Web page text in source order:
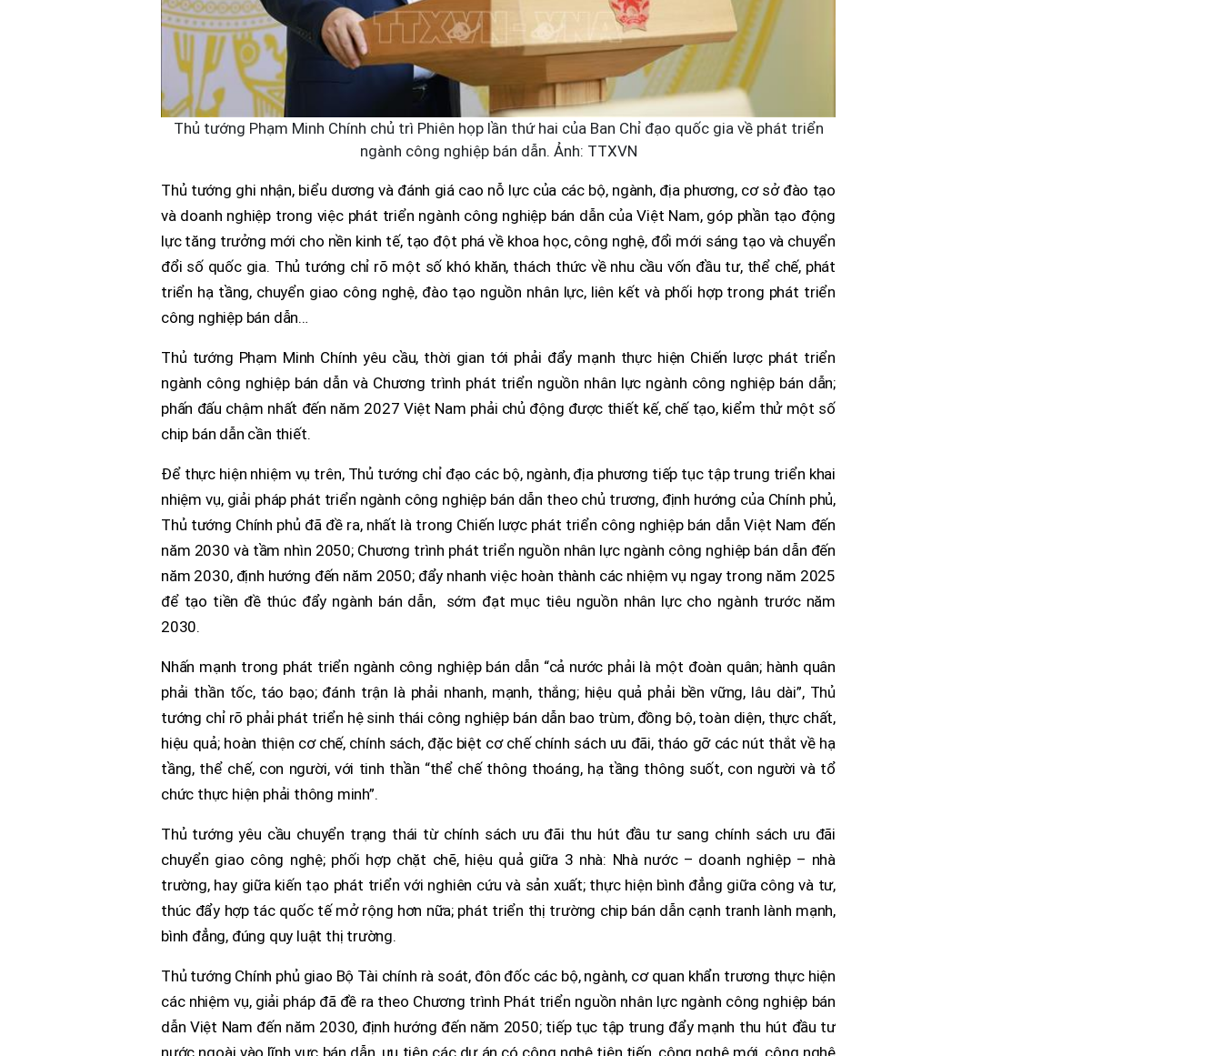
Thủ tướng Phạm Minh Chính chủ trì Phiên họp lần thứ hai của Ban Chỉ đạo quốc gia về phát triển
ngành công nghiệp bán dẫn. Ảnh: TTXVN
Thủ tướng ghi nhận, biểu dương và đánh giá cao nỗ lực của các bộ, ngành, địa phương, cơ sở đào tạo
và doanh nghiệp trong việc phát triển ngành công nghiệp bán dẫn của Việt Nam, góp phần tạo động
lực tăng trưởng mới cho nền kinh tế, tạo đột phá về khoa học, công nghệ, đổi mới sáng tạo và chuyển
đổi số quốc gia. Thủ tướng chỉ rõ một số khó khăn, thách thức về nhu cầu vốn đầu tư, thể chế, phát
triển hạ tầng, chuyển giao công nghệ, đào tạo nguồn nhân lực, liên kết và phối hợp trong phát triển
công nghiệp bán dẫn…
Thủ tướng Phạm Minh Chính yêu cầu, thời gian tới phải đẩy mạnh thực hiện Chiến lược phát triển
ngành công nghiệp bán dẫn và Chương trình phát triển nguồn nhân lực ngành công nghiệp bán dẫn;
phấn đấu chậm nhất đến năm 2027 Việt Nam phải chủ động được thiết kế, chế tạo, kiểm thử một số
chip bán dẫn cần thiết.
Để thực hiện nhiệm vụ trên, Thủ tướng chỉ đạo các bộ, ngành, địa phương tiếp tục tập trung triển khai
nhiệm vụ, giải pháp phát triển ngành công nghiệp bán dẫn theo chủ trương, định hướng của Chính phủ,
Thủ tướng Chính phủ đã đề ra, nhất là trong Chiến lược phát triển công nghiệp bán dẫn Việt Nam đến
năm 2030 và tầm nhìn 2050; Chương trình phát triển nguồn nhân lực ngành công nghiệp bán dẫn đến
năm 2030, định hướng đến năm 2050; đẩy nhanh việc hoàn thành các nhiệm vụ ngay trong năm 2025
để tạo tiền đề thúc đẩy ngành bán dẫn, sớm đạt mục tiêu nguồn nhân lực cho ngành trước năm
2030.
Nhấn mạnh trong phát triển ngành công nghiệp bán dẫn “cả nước phải là một đoàn quân; hành quân
phải thần tốc, táo bạo; đánh trận là phải nhanh, mạnh, thắng; hiệu quả phải bền vững, lâu dài”, Thủ
tướng chỉ rõ phải phát triển hệ sinh thái công nghiệp bán dẫn bao trùm, đồng bộ, toàn diện, thực chất,
hiệu quả; hoàn thiện cơ chế, chính sách, đặc biệt cơ chế chính sách ưu đãi, tháo gỡ các nút thắt về hạ
tầng, thể chế, con người, với tinh thần “thể chế thông thoáng, hạ tầng thông suốt, con người và tổ
chức thực hiện phải thông minh”.
Thủ tướng yêu cầu chuyển trạng thái từ chính sách ưu đãi thu hút đầu tư sang chính sách ưu đãi
chuyển giao công nghệ; phối hợp chặt chẽ, hiệu quả giữa 3 nhà: Nhà nước – doanh nghiệp – nhà
trường, hay giữa kiến tạo phát triển với nghiên cứu và sản xuất; thực hiện bình đẳng giữa công và tư,
thúc đẩy hợp tác quốc tế mở rộng hơn nữa; phát triển thị trường chip bán dẫn cạnh tranh lành mạnh,
bình đẳng, đúng quy luật thị trường.
Thủ tướng Chính phủ giao Bộ Tài chính rà soát, đôn đốc các bộ, ngành, cơ quan khẩn trương thực hiện
các nhiệm vụ, giải pháp đã đề ra theo Chương trình Phát triển nguồn nhân lực ngành công nghiệp bán
dẫn Việt Nam đến năm 2030, định hướng đến năm 2050; tiếp tục tập trung đẩy mạnh thu hút đầu tư